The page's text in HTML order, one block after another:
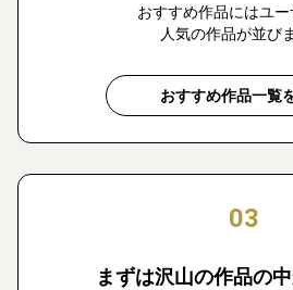
おすすめ作品にはユー
人気の作品が並び
おすすめ作品一覧
03
まずは沢山の作品の中